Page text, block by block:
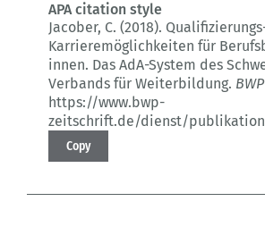
APA citation style
Jacober, C. (2018).
Karrieremöglichkeiten für
innen. Das AdA-System des
Verbands für Weiterbildung. BWP
https://www.bwp-
zeitschrift.de/dienst/
Copy